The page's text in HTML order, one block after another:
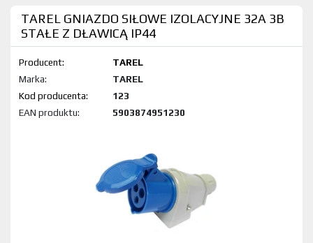
TAREL GNIAZDO SIŁOWE IZOLACYJNE 32A 3B
STAŁE Z DŁAWICĄ IP44
Producent:
TAREL
Marka:
TAREL
Kod produktu:
123
EAN produktu:
5903874951230